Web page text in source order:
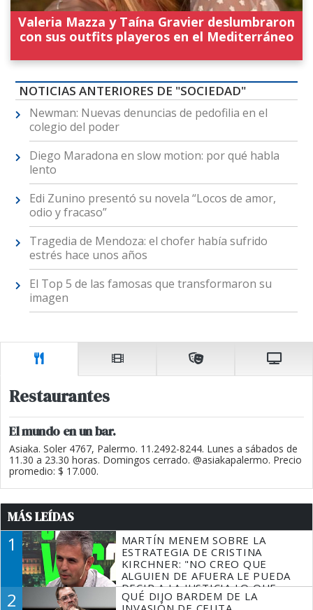
Valeria Mazza y Taína Gravier deslumbraron
con sus outfits playeros en el Mediterráneo
NOTICIAS ANTERIORES DE "SOCIEDAD"
Newman: Nuevas denuncias de pedofilia en el
colegio del poder
Diego Maradona en slow motion: por qué habla
lento
Edi Zunino presentó su novela “Locos de amor,
odio y fracaso”
Tragedia de Mendoza: el chofer había sufrido
estrés hace unos años
El Top 5 de las famosas que transformaron su
imagen
Restaurantes
El mundo en un bar.
Asiaka. Soler 4767, Palermo. 11.2492-8244. Lunes a sábados de
11.30 a 23.30 horas. Domingos cerrado. @asiakapalermo. Precio
promedio: $ 17.000.
MÁS LEÍDAS
1
MARTÍN MENEM SOBRE LA
ESTRATEGIA DE CRISTINA
KIRCHNER: "NO CREO QUE
ALGUIEN DE AFUERA LE PUEDA
DECIR A LA JUSTICIA LO QUE
TIENE QUE HACER"
2
QUÉ DIJO BARDEM DE LA